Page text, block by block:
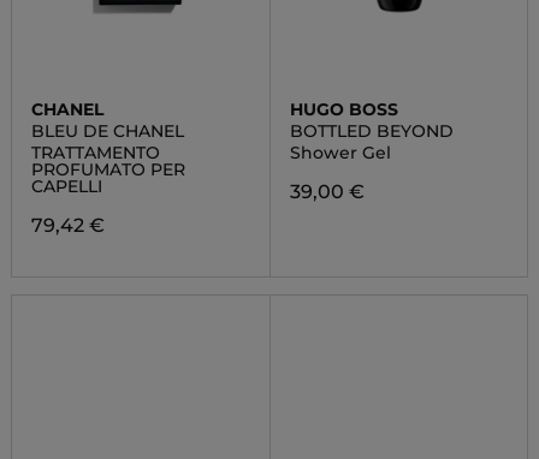
CHANEL
BLEU DE CHANEL
TRATTAMENTO
PROFUMATO PER
CAPELLI
79,42 €
HUGO BOSS
BOTTLED BEYOND
Shower Gel
39,00 €